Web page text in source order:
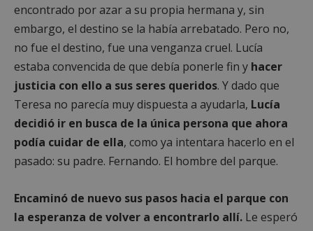
encontrado por azar a su propia hermana y, sin
embargo, el destino se la había arrebatado. Pero no,
no fue el destino, fue una venganza cruel. Lucía
estaba convencida de que debía ponerle fin y hacer
justicia con ello a sus seres queridos. Y dado que
Teresa no parecía muy dispuesta a ayudarla, Lucía
decidió ir en busca de la única persona que ahora
podía cuidar de ella, como ya intentara hacerlo en el
pasado: su padre. Fernando. El hombre del parque.
Encaminó de nuevo sus pasos hacia el parque con
la esperanza de volver a encontrarlo allí. Le esperó